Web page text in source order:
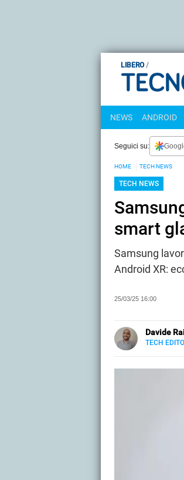
LIBERO
NEWS ANDROID
Seguici su:
HOME TECH NEWS
TECH NEWS
smart
Samsung
Android XR:
25/03/25 16:00
Davide
TECH